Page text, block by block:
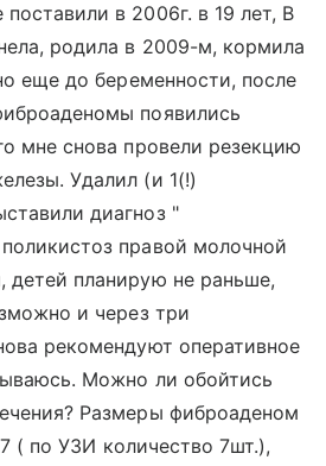
в 2006г. в 19 лет, В
родила в 2009-м, кормила
еще до беременности, после
появились
мне снова провели резекцию
Удалил (и 1(!)
диагноз "
правой молочной
планирую не раньше,
и через три
рекомендуют оперативное
Можно ли обойтись
Размеры фиброаденом
( по УЗИ количество 7шт.),